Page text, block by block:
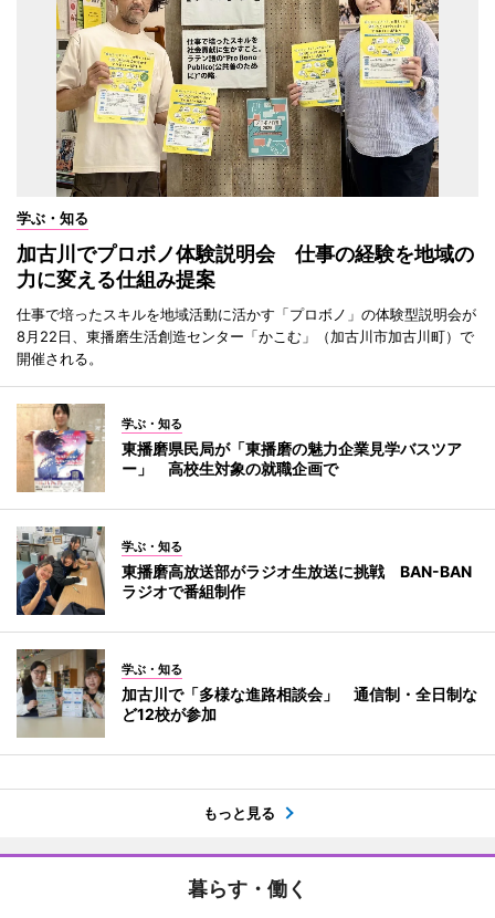
学ぶ・知る
加古川でプロボノ体験説明会 仕事の経験を地域の
力に変える仕組み提案
仕事で培ったスキルを地域活動に活かす「プロボノ」の体験型説明会が
8月22日、東播磨生活創造センター「かこむ」（加古川市加古川町）で
開催される。
学ぶ・知る
東播磨県民局が「東播磨の魅力企業見学バスツア
ー」 高校生対象の就職企画で
学ぶ・知る
東播磨高放送部がラジオ生放送に挑戦 BAN-BAN
ラジオで番組制作
学ぶ・知る
加古川で「多様な進路相談会」 通信制・全日制な
ど12校が参加
もっと見る
暮らす・働く